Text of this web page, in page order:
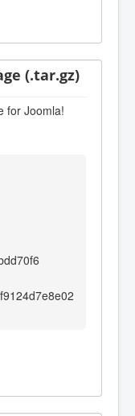
(.tar.gz)
for Joomla!